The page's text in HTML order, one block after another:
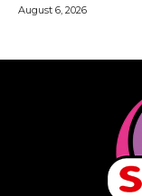
August 6, 2026